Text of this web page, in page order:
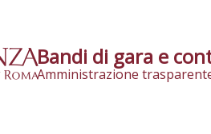
Bandi di gara e
Amministrazione